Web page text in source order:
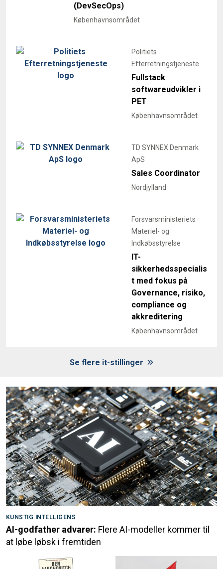
(DevSecOps)
Københavnsområdet
Politiets
Efterretningstjeneste
Fullstack
softwareudvikler i
PET
Københavnsområdet
TD SYNNEX Denmark
ApS
Sales Coordinator
Nordjylland
Forsvarsministeriets
Materiel- og
Indkøbsstyrelse
IT-
sikkerhedsspecialis
t med fokus på
Governance, risiko,
compliance og
akkreditering
Københavnsområdet
Se flere it-stillinger
KUNSTIG INTELLIGENS
AI-godfather advarer: Flere AI-modeller kommer til
at løbe løbsk i fremtiden